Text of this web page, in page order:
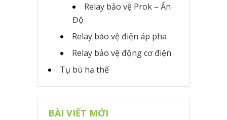
Relay bảo vệ Prok – Ấn
Độ
Relay bảo vệ điện áp pha
Relay bảo vệ động cơ điện
Tụ bù hạ thế
BÀI VIẾT MỚI